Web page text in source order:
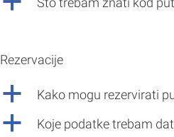
Rezervacije
a Kako mogu rezervirati
a Koje podatke trebam